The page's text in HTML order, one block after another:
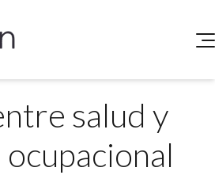
salud y